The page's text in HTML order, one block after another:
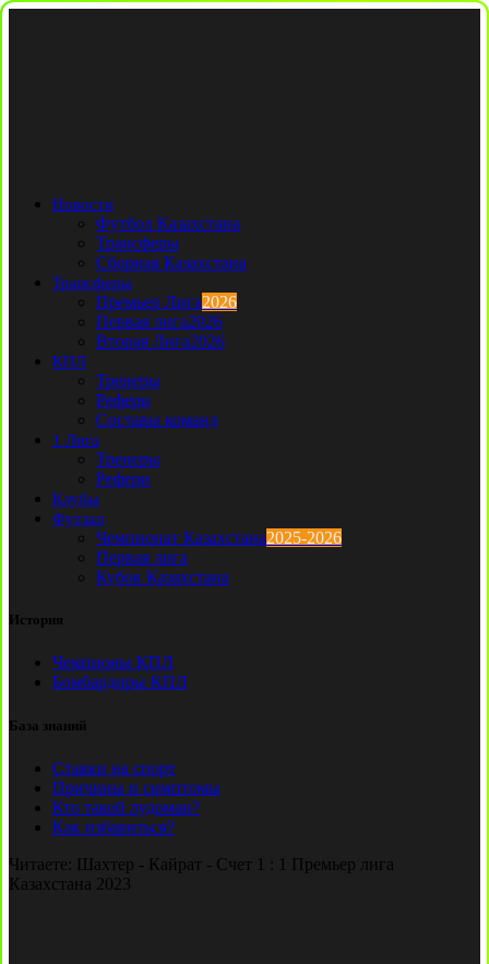
Новости
Футбол Казахстана
Трансферы
Сборная Казахстана
Трансферы
Премьер Лига2026
Первая лига2026
Вторая Лига2026
КПЛ
Тренеры
Рефери
Составы команд
1 Лига
Тренеры
Рефери
Клубы
Футзал
Чемпионат Казахстана2025-2026
Первая лига
Кубок Казахстана
История
Чемпионы КПЛ
Бомбардиры КПЛ
База знаний
Ставки на спорт
Причины и симптомы
Кто такой лудоман?
Как избавиться?
Читаете: Шахтер - Кайрат - Счет 1 : 1 Премьер лига
Казахстана 2023